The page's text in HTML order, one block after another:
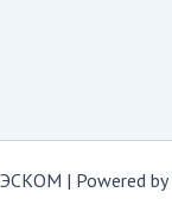
| Powered by